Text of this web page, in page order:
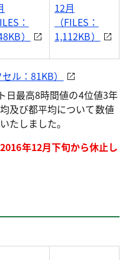
：
）
12月
（FILES：
1,112KB）
ル：81KB）
日最高8時間値の4位値3年
及び都平均について数値
たしました。
年12月下旬から休止し